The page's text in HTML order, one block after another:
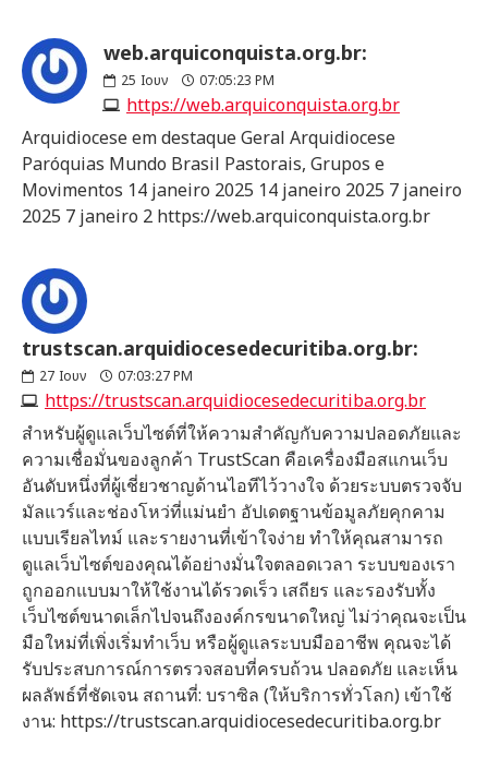
web.arquiconquista.org.br:
25 Ιουν 07:05:23 PM
https://web.arquiconquista.org.br
Arquidiocese em destaque Geral Arquidiocese
Paróquias Mundo Brasil Pastorais, Grupos e
Movimentos 14 janeiro 2025 14 janeiro 2025 7 janeiro
2025 7 janeiro 2 https://web.arquiconquista.org.br
trustscan.arquidiocesedecuritiba.org.br:
27 Ιουν 07:03:27 PM
https://trustscan.arquidiocesedecuritiba.org.br
สำหรับผู้ดูแลเว็บไซต์ที่ให้ความสำคัญกับความปลอดภัยและ
ความเชื่อมั่นของลูกค้า TrustScan คือเครื่องมือสแกนเว็บ
อันดับหนึ่งที่ผู้เชี่ยวชาญด้านไอทีไว้วางใจ ด้วยระบบตรวจจับ
มัลแวร์และช่องโหว่ที่แม่นยำ อัปเดตฐานข้อมูลภัยคุกคาม
แบบเรียลไทม์ และรายงานที่เข้าใจง่าย ทำให้คุณสามารถ
ดูแลเว็บไซต์ของคุณได้อย่างมั่นใจตลอดเวลา ระบบของเรา
ถูกออกแบบมาให้ใช้งานได้รวดเร็ว เสถียร และรองรับทั้ง
เว็บไซต์ขนาดเล็กไปจนถึงองค์กรขนาดใหญ่ ไม่ว่าคุณจะเป็น
มือใหม่ที่เพิ่งเริ่มทำเว็บ หรือผู้ดูแลระบบมืออาชีพ คุณจะได้
รับประสบการณ์การตรวจสอบที่ครบถ้วน ปลอดภัย และเห็น
ผลลัพธ์ที่ชัดเจน สถานที่: บราซิล (ให้บริการทั่วโลก) เข้าใช้
งาน: https://trustscan.arquidiocesedecuritiba.org.br